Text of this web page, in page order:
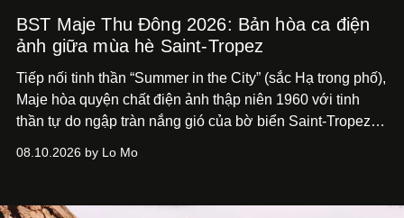
BST Maje Thu Đông 2026: Bản hòa ca điện
ảnh giữa mùa hè Saint-Tropez
Tiếp nối tinh thần “Summer in the City” (sắc Hạ trong phố),
Maje hòa quyện chất điện ảnh thập niên 1960 với tinh
thần tự do ngập tràn nắng gió của bờ biển Saint-Tropez,
08.10.2026 by Lo Mo